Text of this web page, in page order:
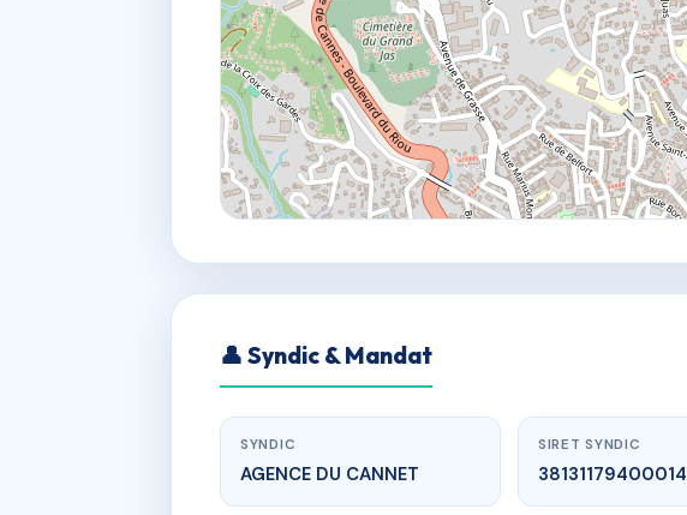
👤 Syndic & Mandat
SYNDIC
AGENCE DU CANNET
SIRET SYNDIC
38131179400014